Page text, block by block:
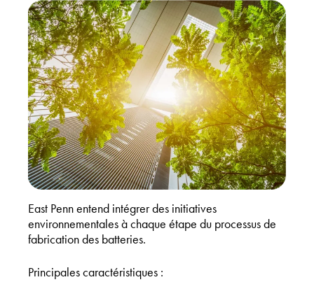
East Penn entend intégrer des initiatives
environnementales à chaque étape du processus de
fabrication des batteries.
Principales caractéristiques :